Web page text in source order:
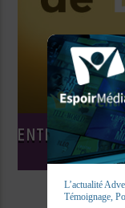
ENTRE LES
L’actualité
Témoignage,